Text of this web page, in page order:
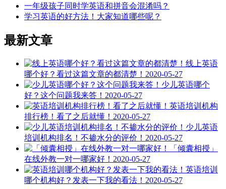
一年级孩子同时学英语和拼音会混淆吗？
学习英语的好方法！大家知道哪些呢？
最新文章
线上英语
哪个好？看过这篇文章的都清楚！ 2020-05-27
少儿英语哪个
好？这个问题我来答！ 2020-05-27
英语培训机构
排行榜！看了之后就懂！ 2020-05-27
少儿英语
培训机构排名！不掺水分的评价！ 2020-05-27
「倾囊相授」
在线外教一对一哪家好！ 2020-05-27
英语培训
哪个机构好？发表一下我的看法！ 2020-05-27